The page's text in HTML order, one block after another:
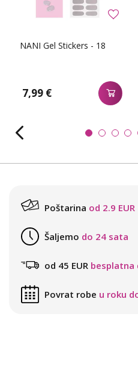
NANI Gel Stickers - 18
7,99 €
Poštarina od 2.9 EUR
Šaljemo do 24 sata
od 45 EUR besplatna
Povrat robe u roku